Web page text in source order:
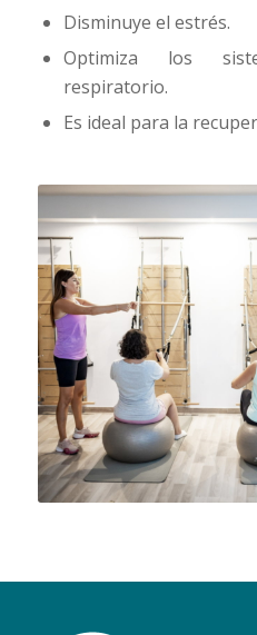
Disminuye el estrés.
Optimiza los
respiratorio.
Es ideal para la